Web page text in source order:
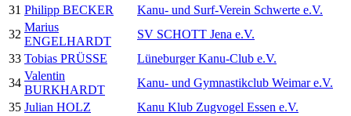
31 Philipp BECKER
Kanu- und Surf-Verein Schwerte e.V.
32
Marius
ENGELHARDT
SV SCHOTT Jena e.V.
33 Tobias PRÜSSE
Lüneburger Kanu-Club e.V.
34
Valentin
BURKHARDT
Kanu- und Gymnastikclub Weimar e.V.
35 Julian HOLZ
Kanu Klub Zugvogel Essen e.V.